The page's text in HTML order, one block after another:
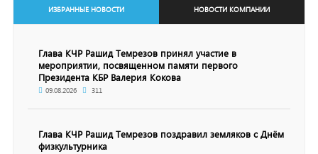
ИЗБРАННЫЕ НОВОСТИ НОВОСТИ КОМПАНИИ
Глава КЧР Рашид Темрезов принял участие в
мероприятии, посвященном памяти первого
Президента КБР Валерия Кокова
09.08.2026 311
Глава КЧР Рашид Темрезов поздравил земляков с Днём
физкультурника